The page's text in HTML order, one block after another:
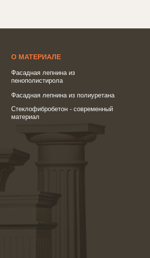
О МАТЕРИАЛЕ
Фасадная лепнина из
пенополистирола
Фасадная лепнина из полиуретана
Стеклофибробетон - современный
материал